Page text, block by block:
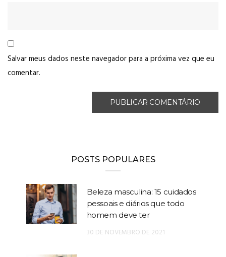
Salvar meus dados neste navegador para a próxima vez que eu
comentar.
POSTS POPULARES
Beleza masculina: 15 cuidados
pessoais e diários que todo
homem deve ter
30 DE NOVEMBRO DE 2021